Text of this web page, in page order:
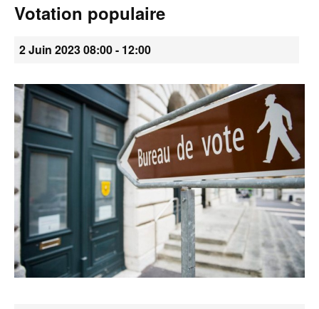
Canton
Genève
Votation populaire
2 Juin 2023 08:00- 12:00